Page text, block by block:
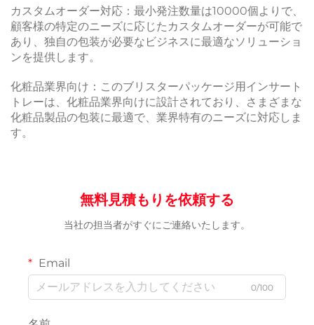
カスタムオーダー対応：最小発注数量は10000個よりで、
顧客様の特定のニーズに応じたカスタムオーダーが可能で
あり、独自の包装が必要なビジネスに最適なソリューショ
ンを提供します。
化粧品業界向け：このブリスターパッケージ用インサート
トレーは、化粧品業界向けに設計されており、さまざまな
化粧品製品の包装に最適で、業界特有のニーズに対応しま
す。
無料見積もりを依頼する
当社の担当者がすぐにご連絡いたします。
Email
0/100